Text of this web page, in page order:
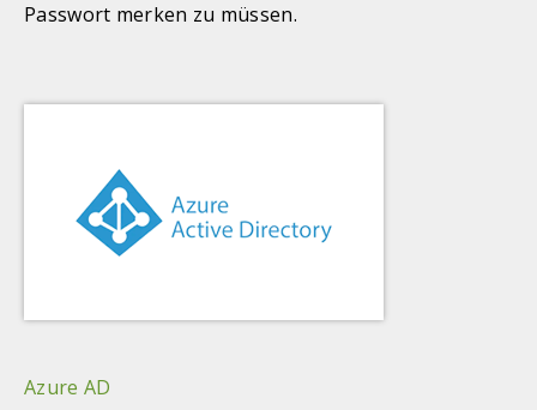
Passwort merken zu müssen.
Azure AD